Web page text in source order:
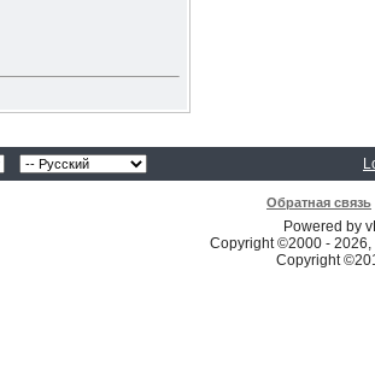
Обратная связь
Powered by
Copyright ©2000 -
Copyright